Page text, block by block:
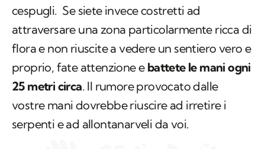
cespugli. Se siete invece costretti ad
attraversare una zona particolarmente ricca di
flora e non riuscite a vedere un sentiero vero e
proprio, fate attenzione e battete le mani ogni
25 metri circa. Il rumore provocato dalle
vostre mani dovrebbe riuscire ad irretire i
serpenti e ad allontanarveli da voi.